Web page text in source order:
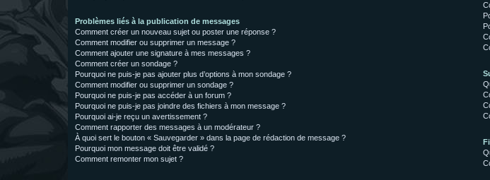
Problèmes liés à la publication de messages
Comment créer un nouveau sujet ou poster une réponse ?
Comment modifier ou supprimer un message ?
Comment ajouter une signature à mes messages ?
Comment créer un sondage ?
Pourquoi ne puis-je pas ajouter plus d’options à mon sondage ?
Comment modifier ou supprimer un sondage ?
Pourquoi ne puis-je pas accéder à un forum ?
Pourquoi ne puis-je pas joindre des fichiers à mon message ?
Pourquoi ai-je reçu un avertissement ?
Comment rapporter des messages à un modérateur ?
À quoi sert le bouton « Sauvegarder » dans la page de rédaction de message ?
Pourquoi mon message doit être validé ?
Comment remonter mon sujet ?